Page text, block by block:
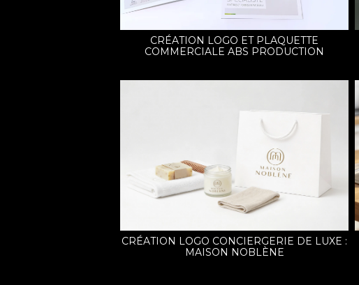
CRÉATION LOGO ET PLAQUETTE
COMMERCIALE ABS PRODUCTION
CRÉATION LOGO CONCIERGERIE DE LUXE :
MAISON NOBLÈNE